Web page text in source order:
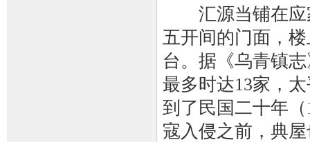
汇源当铺在应
五开间的门面，
台。据《乌青镇
最多时达13家，
到了民国二十年
寇入侵之前，典